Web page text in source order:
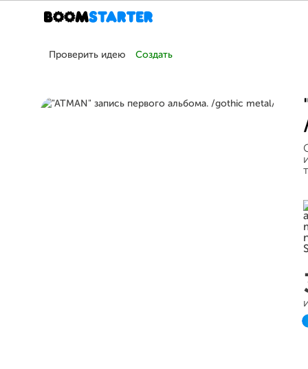
Проверить идею Создать